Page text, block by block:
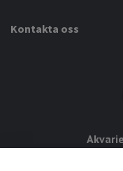
Kontakta oss